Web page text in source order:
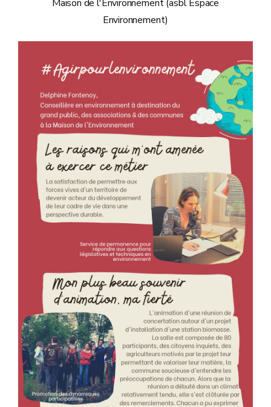
Maison de l'Environnement (asbl Espace
Environnement)